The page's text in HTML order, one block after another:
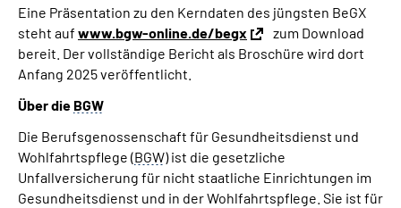
Eine Präsentation zu den Kerndaten des jüngsten BeGX
steht auf www.bgw-online.de/begx
zum Download
bereit. Der vollständige Bericht als Broschüre wird dort
Anfang 2025 veröffentlicht.
Über die BGW
Die Berufsgenossenschaft für Gesundheitsdienst und
Wohlfahrtspflege (BGW) ist die gesetzliche
Unfallversicherung für nicht staatliche Einrichtungen im
Gesundheitsdienst und in der Wohlfahrtspflege. Sie ist für